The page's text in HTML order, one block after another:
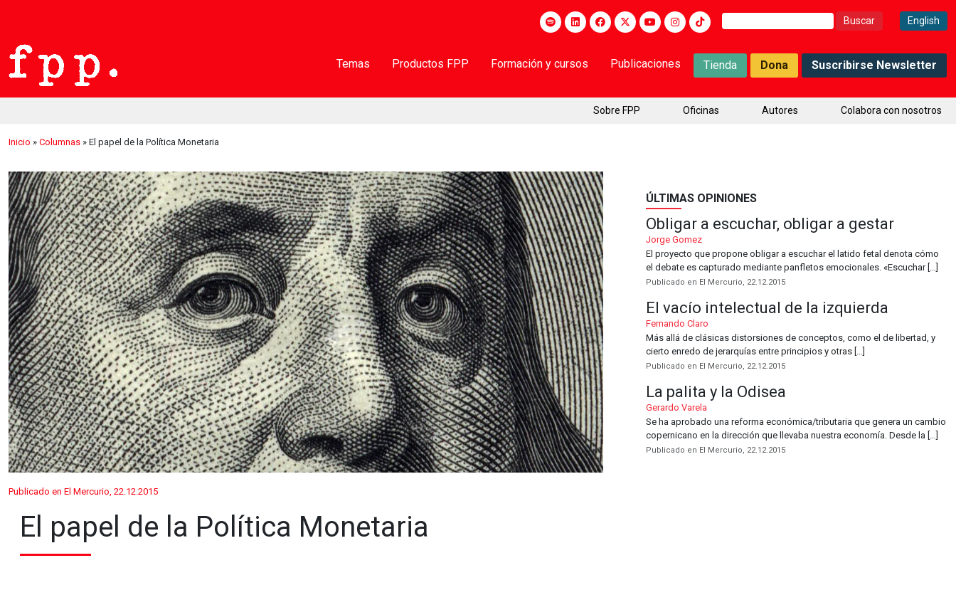
Buscar: English
Temas Productos FPP Formación y cursos Publicaciones Tienda Dona Suscribirse Newsletter
Sobre FPP Oficinas Autores Colabora con nosotros
Inicio » Columnas » El papel de la Política Monetaria
Publicado en El Mercurio, 22.12.2015
El papel de la Política Monetaria
ÚLTIMAS OPINIONES
Obligar a escuchar, obligar a gestar
Jorge Gomez
El proyecto que propone obligar a escuchar el latido fetal denota cómo
el debate es capturado mediante panfletos emocionales. «Escuchar […]
Publicado en El Mercurio, 22.12.2015
El vacío intelectual de la izquierda
Fernando Claro
Más allá de clásicas distorsiones de conceptos, como el de libertad, y
cierto enredo de jerarquías entre principios y otras […]
Publicado en El Mercurio, 22.12.2015
La palita y la Odisea
Gerardo Varela
Se ha aprobado una reforma económica/tributaria que genera un cambio
copernicano en la dirección que llevaba nuestra economía. Desde la […]
Publicado en El Mercurio, 22.12.2015